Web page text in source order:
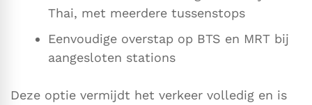
Thai, met meerdere tussenstops
Eenvoudige overstap op BTS en MRT bij
aangesloten stations
Deze optie vermijdt het verkeer volledig en is